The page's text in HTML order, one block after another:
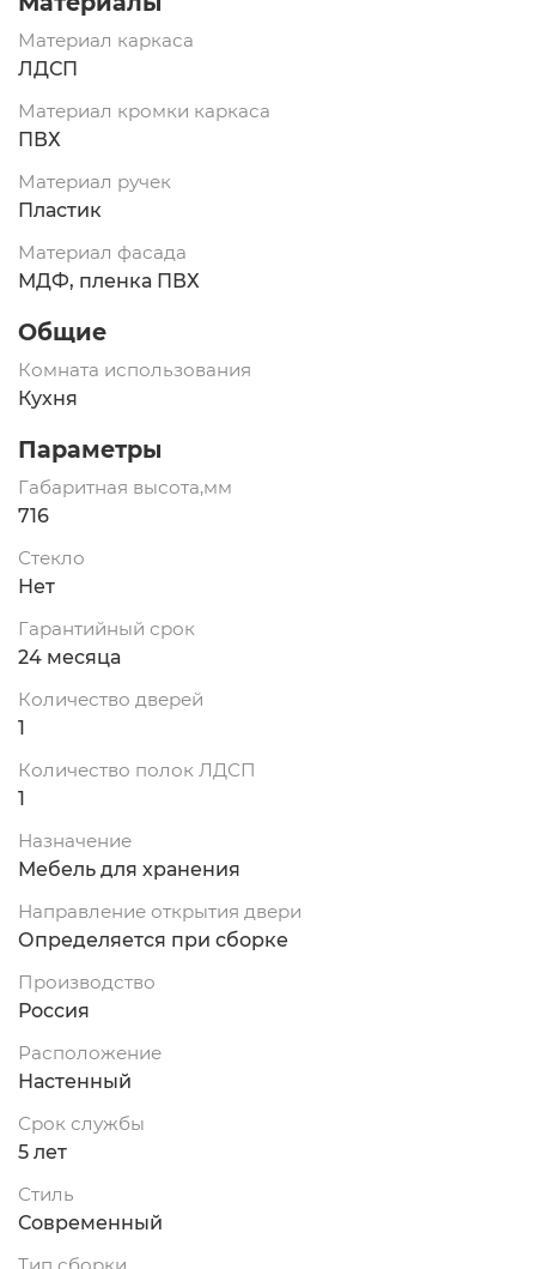
Материал каркаса
ЛДСП
Материал кромки каркаса
ПВХ
Материал ручек
Пластик
Материал фасада
МДФ, пленка ПВХ
Общие
Комната использования
Кухня
Параметры
Габаритная высота,мм
716
Стекло
Нет
Гарантийный срок
24 месяца
Количество дверей
1
Количество полок ЛДСП
1
Назначение
Мебель для хранения
Направление открытия двери
Определяется при сборке
Производство
Россия
Расположение
Настенный
Срок службы
5 лет
Стиль
Современный